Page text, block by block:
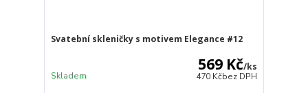
Svatební skleničky s motivem Elegance #12
569 Kč/ks
470 Kčbez DPH
Skladem